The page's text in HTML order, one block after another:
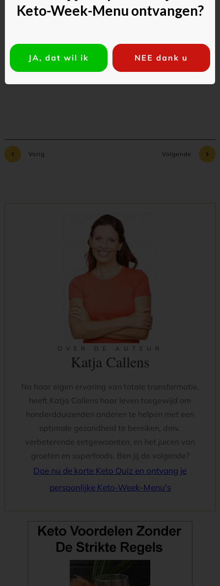
Commentaar toevoegen
Vorig Volgende
OVER DE AUTEUR
Katja Callens
Na haar eigen ervaring van totale transformatie,
heeft Katja Callens haar leven toegewijd om
honderdduizenden anderen te helpen met een
optimale gezondheid te bereiken, dmv.
verbeterende eetgewoonten, en het juicen van
groeten en superfoods. Ben jij de volgende?
Doe nu de korte Keto Quiz en ontvang je
persoonlijke Keto-Week-Menu's
Keto-Week-Menu ontvangen?
JA, dat wil ik NEE dank u